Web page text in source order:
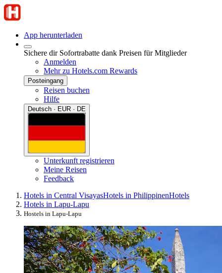
App herunterladen
Sichere dir Sofortrabatte dank Preisen für Mitglieder
Anmelden
Mehr zu Hotels.com Rewards
Posteingang
Reisen buchen
Hilfe
Deutsch · EUR · DE
Unterkunft registrieren
Meine Reisen
Feedback
Hotels in Central VisayasHotels in PhilippinenHotels
Hotels in Lapu-Lapu
Hostels in Lapu-Lapu